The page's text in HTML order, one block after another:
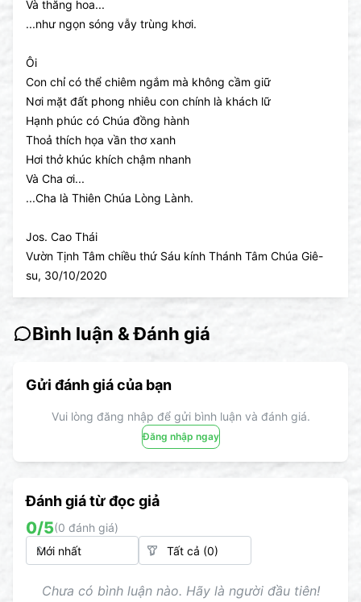
Và thăng hoa...
...như ngọn sóng vẫy trùng khơi.
Ôi
Con chỉ có thể chiêm ngắm mà không cầm giữ
Nơi mặt đất phong nhiêu con chính là khách lữ
Hạnh phúc có Chúa đồng hành
Thoả thích họa vần thơ xanh
Hơi thở khúc khích chậm nhanh
Và Cha ơi...
...Cha là Thiên Chúa Lòng Lành.
Jos. Cao Thái
Vườn Tịnh Tâm chiều thứ Sáu kính Thánh Tâm Chúa Giê-
su, 30/10/2020
Bình luận & Đánh giá
Gửi đánh giá của bạn
Vui lòng đăng nhập để gửi bình luận và đánh giá.
Đăng nhập ngay
Đánh giá từ đọc giả
0/5(0 đánh giá)
Chưa có bình luận nào. Hãy là người đầu tiên!